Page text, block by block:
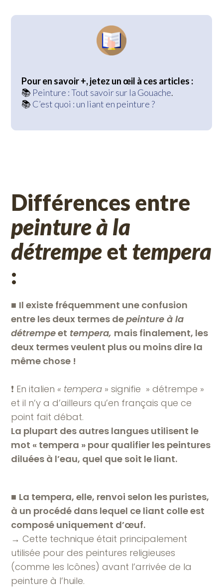
Pouren savoir +, jetez un œil à ces articles :
📚 Peinture : Tout savoir sur la Gouache.
📚 C’est quoi : un liant en peinture ?
Différences entre
peinture à la
détrempeettempera
:
■ Il existe fréquemment une confusion
entre les deux termes depeinture à la
détrempeet tempera, mais finalement, les
deux termes veulent plus ou moins dire la
même chose !
❗ En italien « tempera » signifie » détrempe »
et il n’y a d’ailleurs qu’en français que ce
point fait débat.
La plupart des autres langues utilisent le
mot « tempera » pour qualifier les peintures
diluées à l’eau, quel que soit le liant.
■ La tempera, elle, renvoi selon les puristes,
à un procédé dans lequel ce liant colle est
composé uniquement d’œuf.
→ Cette technique était principalement
utilisée pour des peintures religieuses
(comme les Icônes) avant l’arrivée de la
peinture à l’huile.